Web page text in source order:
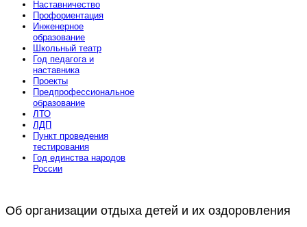
Наставничество
Профориентация
Инженерное
образование
Школьный театр
Год педагога и
наставника
Проекты
Предпрофессиональное
образование
ЛТО
ЛДП
Пункт проведения
тестирования
Год единства народов
России
Расширения Joomla 3
Об организации отдыха детей и их оздоровления